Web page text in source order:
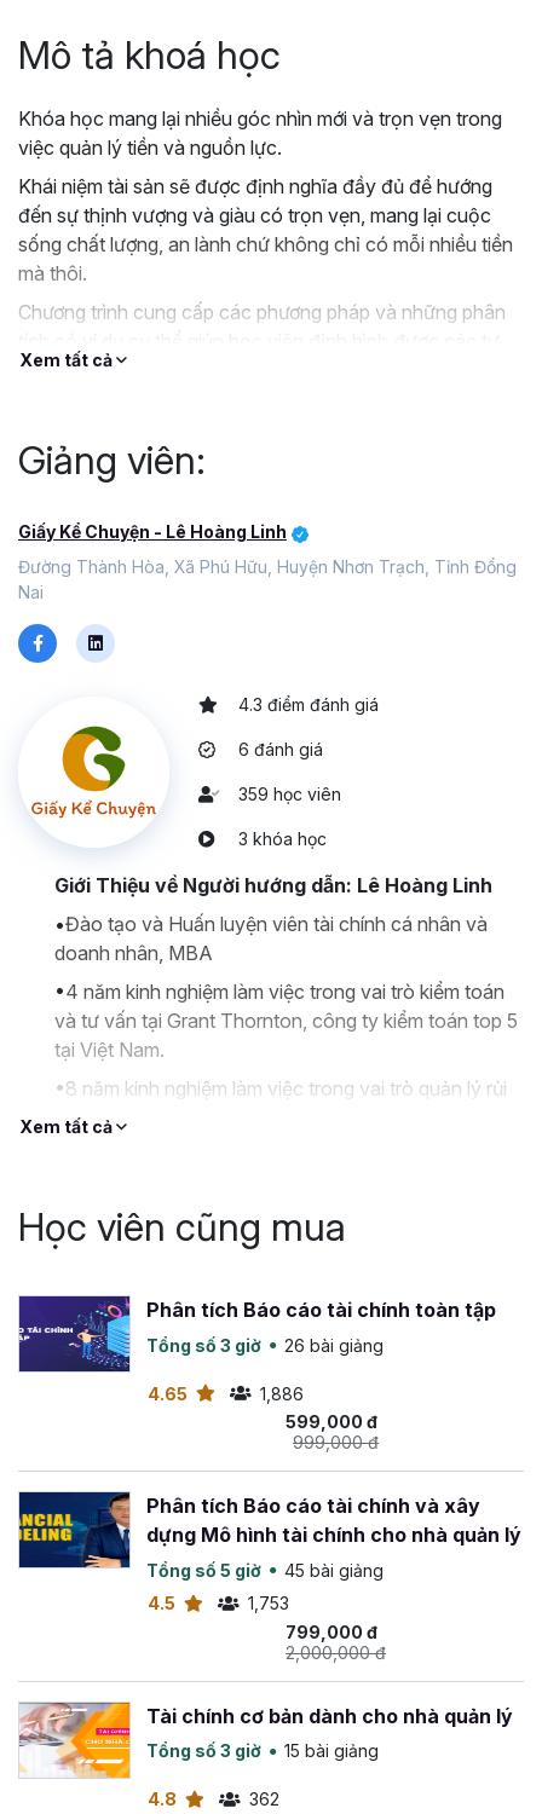
Mô tả khoá học
Khóa học mang lại nhiều góc nhìn mới và trọn vẹn trong
việc quản lý tiền và nguồn lực.
Khái niệm tài sản sẽ được định nghĩa đầy đủ để hướng
đến sự thịnh vượng và giàu có trọn vẹn, mang lại cuộc
sống chất lượng, an lành chứ không chỉ có mỗi nhiều tiền
mà thôi.
Chương trình cung cấp các phương pháp và những phân
duy cần thiết trong đầu tư giúp tối ưu hóa kết quả đầu tư
Xem tất cả
Giảng viên:
Giấy Kể Chuyện - Lê Hoàng Linh
Đường Thành Hòa, Xã Phú Hữu, Huyện Nhơn Trạch, Tỉnh Đổng
Nai
4.3 điểm đánh giá
6 đánh giá
359 học viên
3 khóa học
Giới Thiệu về Người hướng dẫn: Lê Hoàng Linh
•Đào tạo và Huấn luyện viên tài chính cá nhân và
doanh nhân, MBA
•4 năm kinh nghiệm làm việc trong vai trò kiểm toán
và tư vấn tại Grant Thornton, công ty kiểm toán top 5
tại Việt Nam.
•8 năm kinh nghiệm làm việc trong vai trò quản lý rủi
ro, hoạch định chiến lược và phát triển kinh doanh
• Có kinh nghiệm đầu tư vào các loại tài sản khác
nhau bao gồm Bất động sản và thị trường chứng
Hiện tại Linh đang quản lý và điều hành các dự
án kinh doanh sau:
•Người đào tạo và huấn luyện viên Tài chính cuộc đời
Nhà Phát triển tổ hợp giáo dục học tập sáng tạo
Giấy Kể Chuyện tại không gian vườn 2.500m2 ở
Đường Thành Hòa, Xã Phú Hữu, Tỉnh Đồng Nai
(Cách phà Cát Lái 3.5 km)
•Giám đốc Công ty Thương mại dịch vụ phân phối
hàng tiêu dùng thiết yếu
Xem tất cả
Học viên cũng mua
Phân tích Báo cáo tài chính toàn tập
Tổng số 3 giờ 26 bài giảng
4.65
1,886
599,000 đ
999,000 đ
Phân tích Báo cáo tài chính và xây
dựng Mô hình tài chính cho nhà quản lý
Tổng số 5 giờ
45 bài giảng
4.5
1,753
799,000 đ
2,000,000 đ
Tài chính cơ bản dành cho nhà quản lý
Tổng số 3 giờ 15 bài giảng
4.8
362